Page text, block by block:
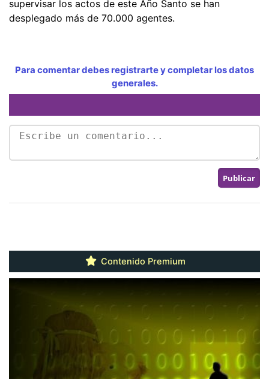
supervisar los actos de este Año Santo se han
desplegado más de 70.000 agentes.
Para comentar debes registrarte y completar los datos
generales.
Contenido Premium